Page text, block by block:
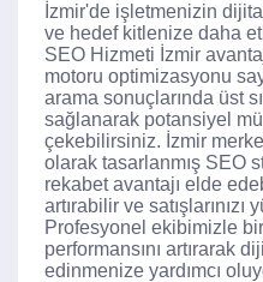
İzmir'de işletmenizin
ve hedef kitlenize daha
SEO Hizmeti İzmir
motoru optimizasyonu
arama sonuçlarında üst
sağlanarak potansiyel
çekebilirsiniz. İzmir
olarak tasarlanmış SEO
rekabet avantajı elde
artırabilir ve
Profesyonel ekibimizle
performansını artırarak
edinmenize yardımcı